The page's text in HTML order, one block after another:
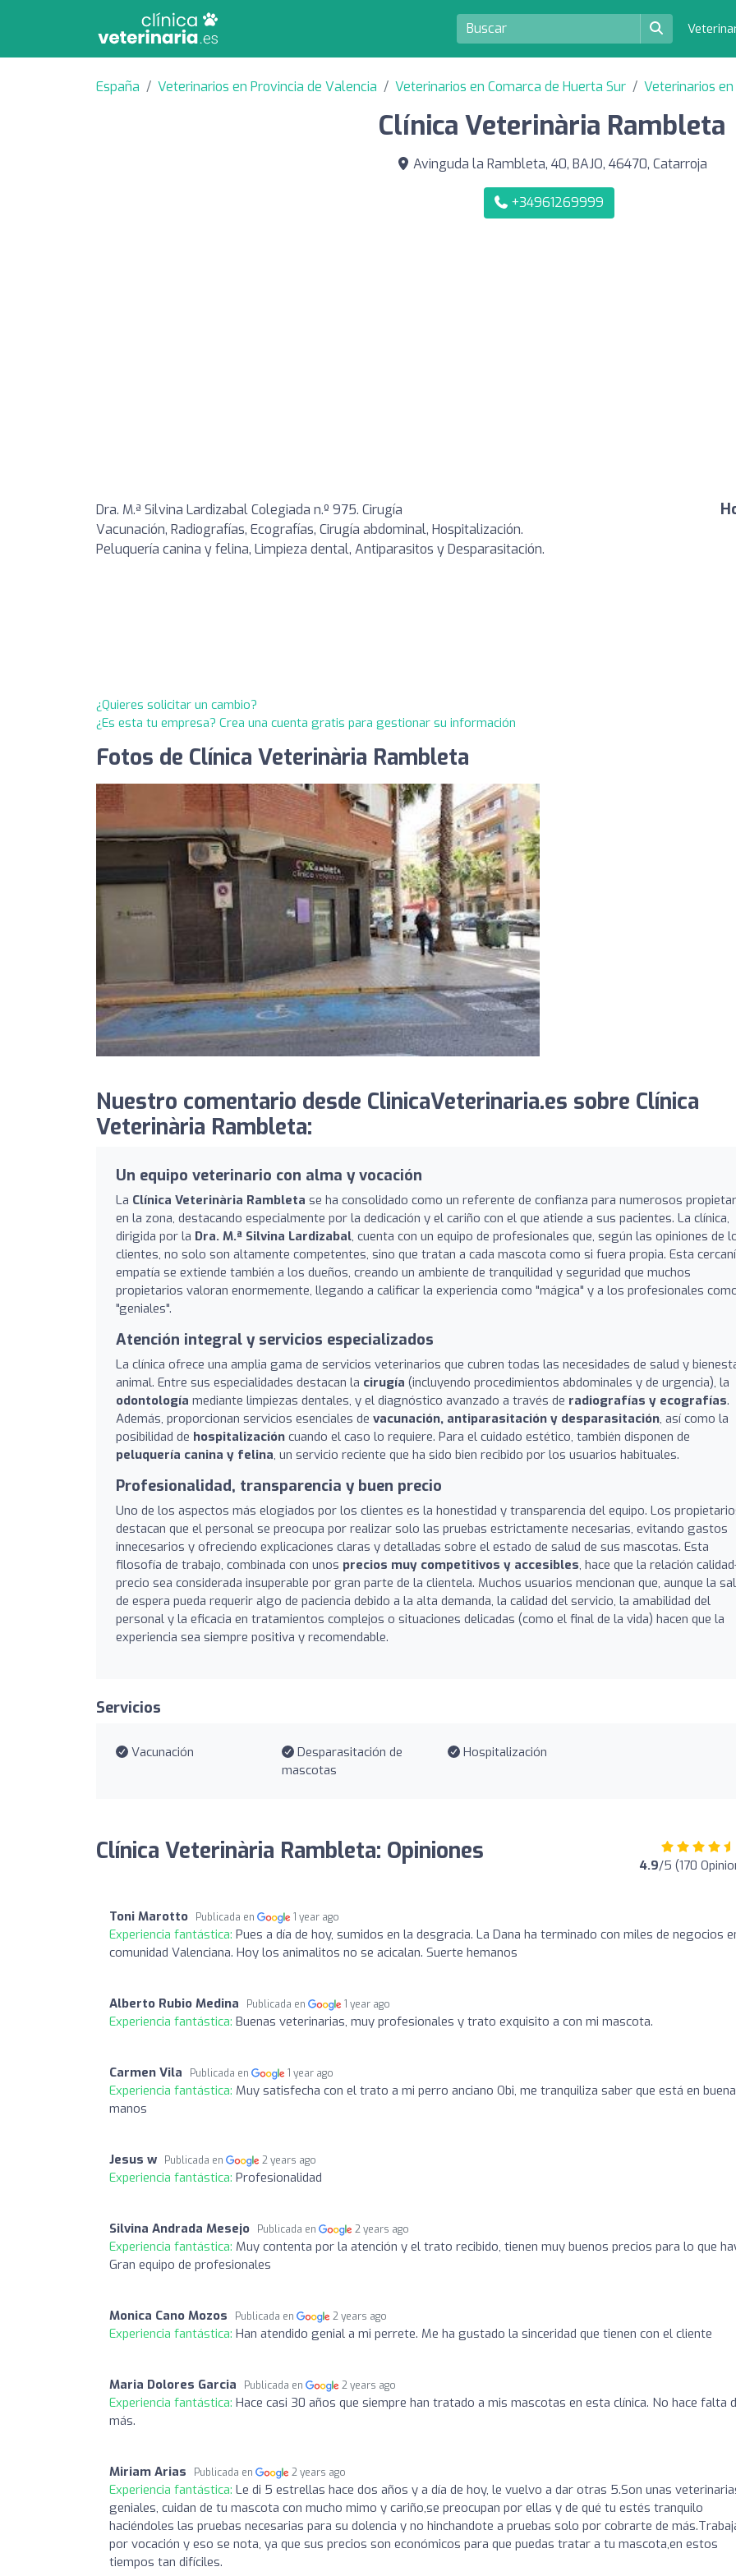
España Veterinarios en Provincia de Valencia Veterinarios en Comarca de Huerta Sur Veterinarios
Clínica Veterinària Rambleta
Avinguda la Rambleta, 40, BAJO, 46470, Catarroja
+34961269999
Dra. M.ª Silvina Lardizabal Colegiada n.º 975. Cirugía
Vacunación, Radiografías, Ecografías, Cirugía abdominal, Hospitalización.
Peluquería canina y felina, Limpieza dental, Antiparasitos y Desparasitación.
¿Quieres solicitar un cambio?
¿Es esta tu empresa? Crea una cuenta gratis para gestionar su información
Fotos de Clínica Veterinària Rambleta
Nuestro comentario desde ClinicaVeterinaria.es sobre Clínica
Veterinària Rambleta:
Un equipo veterinario con alma y vocación
La Clínica Veterinària Rambleta se ha consolidado como un referente de confianza para numerosos
en la zona, destacando especialmente por la dedicación y el cariño con el que atiende a sus pacientes. La clínica,
dirigida por la Dra. M.ª Silvina Lardizabal, cuenta con un equipo de profesionales que, según las opiniones de
clientes, no solo son altamente competentes, sino que tratan a cada mascota como si fuera propia. Esta
empatía se extiende también a los dueños, creando un ambiente de tranquilidad y seguridad que muchos
propietarios valoran enormemente, llegando a calificar la experiencia como "mágica" y a los profesionales
"geniales".
Atención integral y servicios especializados
La clínica ofrece una amplia gama de servicios veterinarios que cubren todas las necesidades de salud y
animal. Entre sus especialidades destacan la cirugía (incluyendo procedimientos abdominales y de urgencia), la
odontología mediante limpiezas dentales, y el diagnóstico avanzado a través de radiografías y ecografías.
Además, proporcionan servicios esenciales de vacunación, antiparasitación y desparasitación, así como la
posibilidad de hospitalización cuando el caso lo requiere. Para el cuidado estético, también disponen de
peluquería canina y felina, un servicio reciente que ha sido bien recibido por los usuarios habituales.
Profesionalidad, transparencia y buen precio
Uno de los aspectos más elogiados por los clientes es la honestidad y transparencia del equipo. Los
destacan que el personal se preocupa por realizar solo las pruebas estrictamente necesarias, evitando gastos
innecesarios y ofreciendo explicaciones claras y detalladas sobre el estado de salud de sus mascotas. Esta
filosofía de trabajo, combinada con unos precios muy competitivos y accesibles, hace que la relación
precio sea considerada insuperable por gran parte de la clientela. Muchos usuarios mencionan que, aunque la
de espera pueda requerir algo de paciencia debido a la alta demanda, la calidad del servicio, la amabilidad del
personal y la eficacia en tratamientos complejos o situaciones delicadas (como el final de la vida) hacen que la
experiencia sea siempre positiva y recomendable.
Servicios
Vacunación
Desparasitación de
mascotas
Hospitalización
Clínica Veterinària Rambleta: Opiniones 4.9/5 (170
Toni Marotto Publicada en 1 year ago
Experiencia fantástica: Pues a día de hoy, sumidos en la desgracia. La Dana ha terminado con miles de negocios
comunidad Valenciana. Hoy los animalitos no se acicalan. Suerte hemanos
Alberto Rubio Medina Publicada en 1 year ago
Experiencia fantástica: Buenas veterinarias, muy profesionales y trato exquisito a con mi mascota.
Carmen Vila Publicada en 1 year ago
Experiencia fantástica: Muy satisfecha con el trato a mi perro anciano Obi, me tranquiliza saber que está en
manos
Jesus w Publicada en 2 years ago
Experiencia fantástica: Profesionalidad
Silvina Andrada Mesejo Publicada en 2 years ago
Experiencia fantástica: Muy contenta por la atención y el trato recibido, tienen muy buenos precios para lo que
Gran equipo de profesionales
Monica Cano Mozos Publicada en 2 years ago
Experiencia fantástica: Han atendido genial a mi perrete. Me ha gustado la sinceridad que tienen con el cliente
Maria Dolores Garcia Publicada en 2 years ago
Experiencia fantástica: Hace casi 30 años que siempre han tratado a mis mascotas en esta clínica. No hace falta
más.
Miriam Arias Publicada en 2 years ago
Experiencia fantástica: Le di 5 estrellas hace dos años y a día de hoy, le vuelvo a dar otras 5.Son unas
geniales, cuidan de tu mascota con mucho mimo y cariño,se preocupan por ellas y de qué tu estés tranquilo
haciéndoles las pruebas necesarias para su dolencia y no hinchandote a pruebas solo por cobrarte de
por vocación y eso se nota, ya que sus precios son económicos para que puedas tratar a tu mascota,en estos
tiempos tan difíciles.